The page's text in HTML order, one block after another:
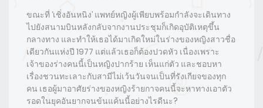
ขณะที่​ ‘เชิ่งอันหนิง’​ แพทย์หญิงผู้เพียบพร้อมกำลังจะเดินทาง
ไปยังสนามบินหลังกลับจากงานประชุม​ก็เกิดอุบัติเหตุ​ขึ้น
กลางทาง​ และทำให้เธอได้มาเกิดใหม่ในร่างของหญิงสาวชื่อ
เดียวกันแห่งปี​ 1977 แต่แล้วเธอก็ต้องปวดหัว​ เนื่องเพราะ
เจ้าของร่างคนนี้เป็นหญิงปากร้าย​ เห็นแก่ตัว​ และชอบหา
เรื่องชวนทะเลาะกับสามีไม่เว้นวันจนเป็นที่รังเกียจของทุก
คน​ เธอผู้มาอาศัยร่างของหญิงร้ายกาจคนนี้จะหาทางเอาตัว
รอดในยุคอันยากจนข้นแค้นนี้อย่างไรดีนะ?